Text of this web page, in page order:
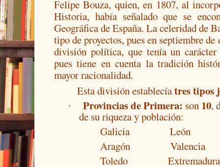
Felipe Bouza, quien, en 1807, al
Historia, había señalado que se
Geográfica de España. La celeridad de
tipo de proyectos, pues en septiembre de
división política, que tenía un
pues tiene en cuenta la tradición
mayor racionalidad.
Esta división establecíatres tipos
· Provincias de Primera: son 10,
de su riqueza y población:
Galicia
León
Aragón
Valencia
Toledo
Extremadura